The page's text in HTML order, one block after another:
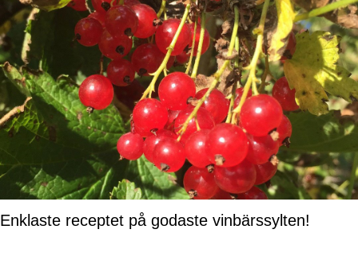
Enklaste receptet på godaste vinbärssylten!